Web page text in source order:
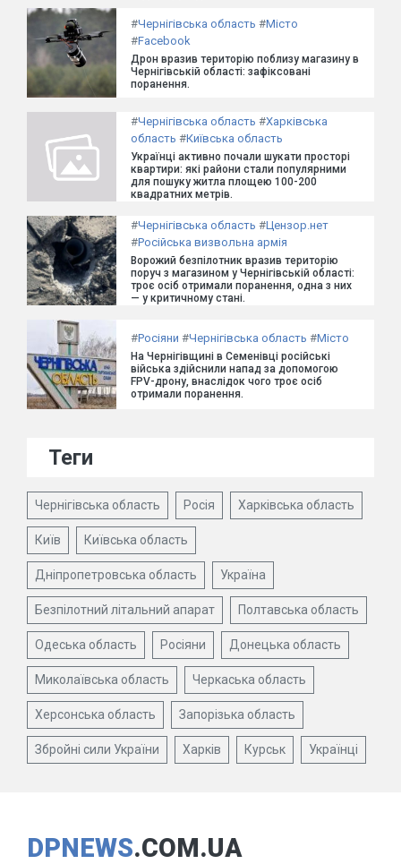
#Чернігівська область #Місто
#Facebook
Дрон вразив територію поблизу магазину в
Чернігівській області: зафіксовані
поранення.
#Чернігівська область #Харківська
область #Київська область
Українці активно почали шукати просторі
квартири: які райони стали популярними
для пошуку житла площею 100-200
квадратних метрів.
#Чернігівська область #Цензор.нет
#Російська визвольна армія
Ворожий безпілотник вразив територію
поруч з магазином у Чернігівській області:
троє осіб отримали поранення, одна з них
— у критичному стані.
#Росіяни #Чернігівська область #Місто
На Чернігівщині в Семенівці російські
війська здійснили напад за допомогою
FPV-дрону, внаслідок чого троє осіб
отримали поранення.
Теги
Чернігівська область Росія Харківська область
Київ Київська область
Дніпропетровська область Україна
Безпілотний літальний апарат Полтавська область
Одеська область Росіяни Донецька область
Миколаївська область Черкаська область
Херсонська область Запорізька область
Збройні сили України Харків Курськ Українці
DPNEWS.COM.UA